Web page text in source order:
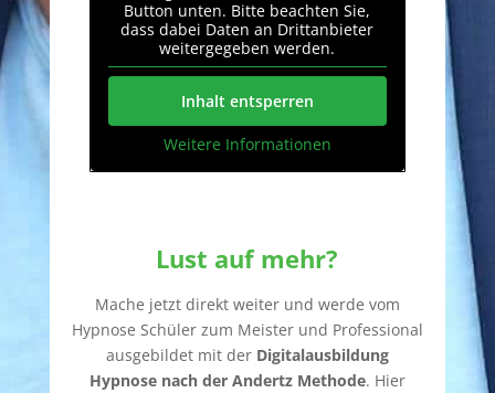
Button unten. Bitte beachten Sie,
dass dabei Daten an Drittanbieter
weitergegeben werden.
Inhalt entsperren
Weitere Informationen
Lust auf mehr?
Mache jetzt direkt weiter und werde vom
Hypnose Schüler zum Meister und Professional
ausgebildet mit der Digitalausbildung
Hypnose nach der Andertz Methode. Hier